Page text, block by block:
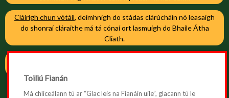
Cláirigh chun vótáil, deimhnigh do stádas clárúcháin nó leasaigh
do shonraí cláraithe má tá cónaí ort lasmuigh do Bhaile Átha
Cliath.
Toiliú Fianán
Má chliceálann tú ar “Glac leis na Fianáin uile”, glacann tú le